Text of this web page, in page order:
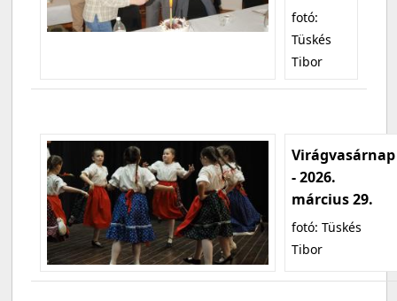
fotó:
Tüskés
Tibor
Virágvasárnap
- 2026.
március 29.
fotó: Tüskés
Tibor